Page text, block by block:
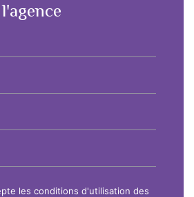
les conditions d'utilisation des